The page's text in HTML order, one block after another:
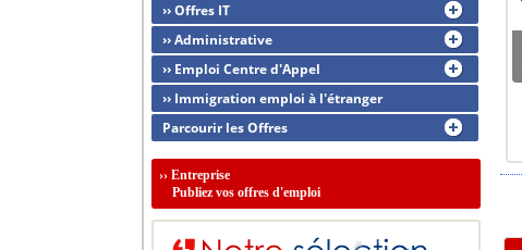
›› Offres IT
›› Administrative
›› Emploi Centre d'Appel
›› Immigration emploi à l'étranger
Parcourir les Offres
›› Entreprise
Publiez vos offres d'emploi